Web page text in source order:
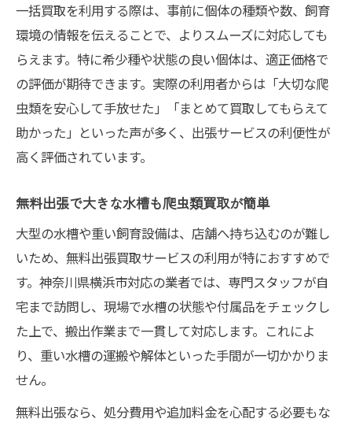
一括買取を利用する際は、事前に個体の種類や数、飼育
環境の情報を伝えることで、よりスムーズに対応しても
らえます。特に希少種や状態の良い個体は、適正価格で
の評価が期待できます。実際の利用者からは「大切な爬
虫類を安心して手放せた」「まとめて買取してもらえて
助かった」といった声が多く、出張サービスの利便性が
高く評価されています。
無料出張で大きな水槽も爬虫類買取が簡単
大型の水槽や重い飼育設備は、店舗へ持ち込むのが難し
いため、無料出張買取サービスの利用が特におすすめで
す。神奈川県横浜市対応の業者では、専門スタッフが自
宅まで訪問し、現場で水槽の状態や付属品をチェックし
た上で、搬出作業まで一貫して対応します。これによ
り、重い水槽の運搬や解体といった手間が一切かかりま
せん。
無料出張なら、処分費用や追加料金を心配する必要もな